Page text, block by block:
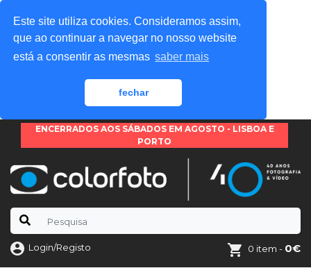
Este site utiliza cookies. Consideramos assim,
que ao continuar a navegar no nosso website
está a consentir as mesmas saber mais
fechar
ENCERRADOS AOS SÁBADOS EM AGOSTO - LISBOA E
PORTO
Login/Registo 0 item - 0€